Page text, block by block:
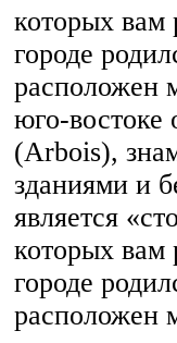
которых вам
городе
расположен
юго-востоке
(Arbois),
зданиями и
является
которых вам
городе
расположен